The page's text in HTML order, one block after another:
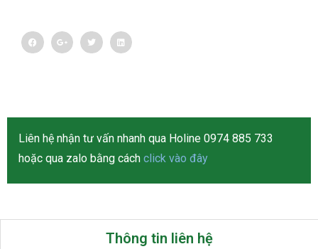
Liên hệ nhận tư vấn nhanh qua Holine 0974 885 733
hoặc qua zalo bằng cách click vào đây
Thông tin liên hệ